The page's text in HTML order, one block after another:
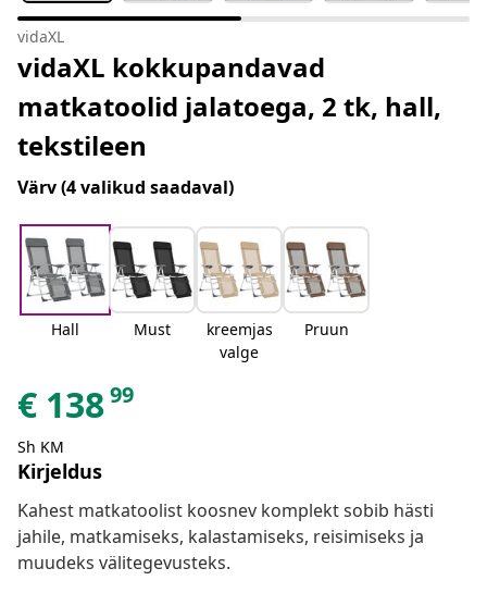
vidaXL
vidaXL kokkupandavad
matkatoolid jalatoega, 2 tk, hall,
tekstileen
Värv(4 valikud saadaval)
Hall Must
kreemjas
valge
Pruun
€ 13899
Sh KM
Kirjeldus
Kahest matkatoolist koosnev komplekt sobib hästi
jahile, matkamiseks, kalastamiseks, reisimiseks ja
muudeks välitegevusteks.